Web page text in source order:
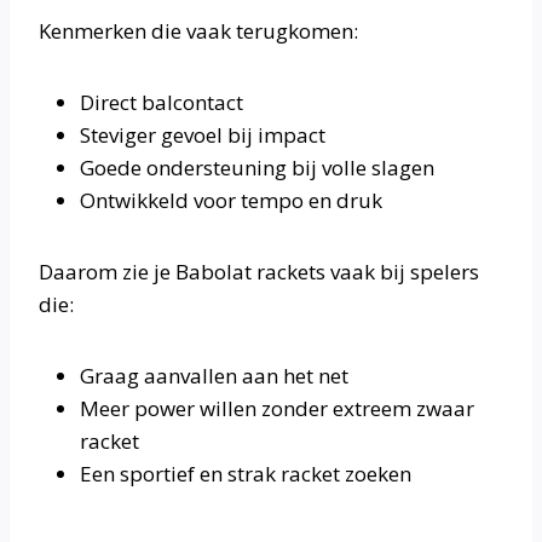
Kenmerken die vaak terugkomen:
Direct balcontact
Steviger gevoel bij impact
Goede ondersteuning bij volle slagen
Ontwikkeld voor tempo en druk
Daarom zie je Babolat rackets vaak bij spelers
die:
Graag aanvallen aan het net
Meer power willen zonder extreem zwaar
racket
Een sportief en strak racket zoeken